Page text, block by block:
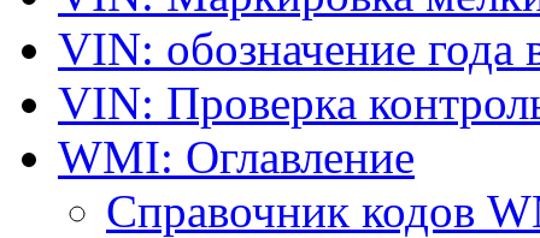
VIN: обозначение года
VIN: Проверка
WMI: Оглавление
Справочник кодов